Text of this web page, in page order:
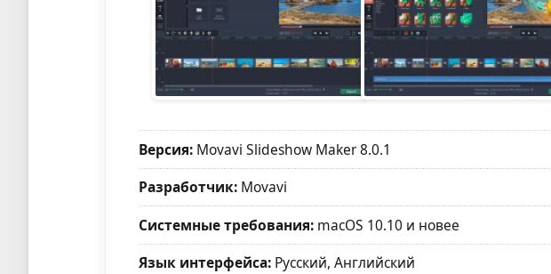
Версия: Movavi Slideshow Maker 8.0.1
Разработчик: Movavi
Системные требования: macOS 10.10 и новее
Язык интерфейса: Русский, Английский